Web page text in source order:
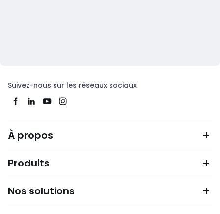
Suivez-nous sur les réseaux sociaux
À propos
Produits
Nos solutions